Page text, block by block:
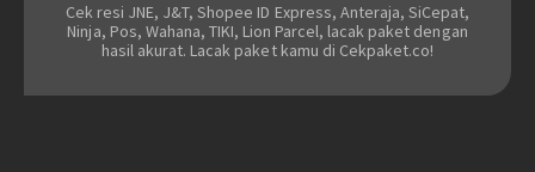
Cek resi JNE, J&T, Shopee ID Express, Anteraja, SiCepat,
Ninja, Pos, Wahana, TIKI, Lion Parcel, lacak paket dengan
hasil akurat. Lacak paket kamu di Cekpaket.co!